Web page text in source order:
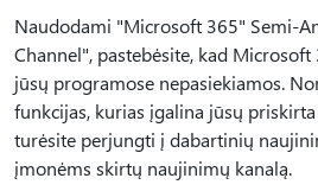
Naudodami "Microsoft 365" Semi-
Channel", pastebėsite, kad
jūsų programose nepasiekiamos.
funkcijas, kurias įgalina jūsų
turėsite perjungti į dabartinių
įmonėms skirtų naujinimų kanalą.